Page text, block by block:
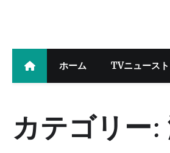
ホーム TVニュース
カテゴリー: